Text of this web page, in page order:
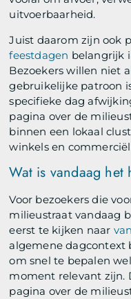
uitvoerbaarheid.
Juist daarom zijn ook
feestdagen belangrijk
Bezoekers willen niet
gebruikelijke patroon
specifieke dag
pagina over de
binnen een lokaal
winkels en
Wat is vandaag het
Voor bezoekers die
milieustraat vandaag
eerst te kijken naar
algemene dagcontext
om snel te bepalen
moment relevant zijn.
pagina over de